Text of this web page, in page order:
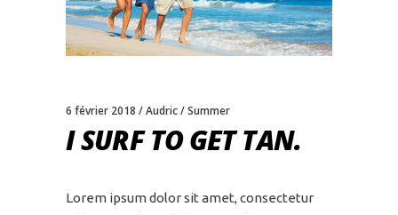
6 février 2018 Audric Summer
I SURF TO GET TAN.
Lorem ipsum dolor sit amet, consectetur